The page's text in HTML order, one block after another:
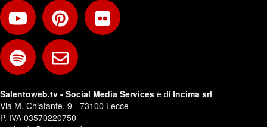
Salentoweb.tv - Social Media Services è di Incima srl
Via M. Chiatante, 9 - 73100 Lecce
P. IVA 03570220750